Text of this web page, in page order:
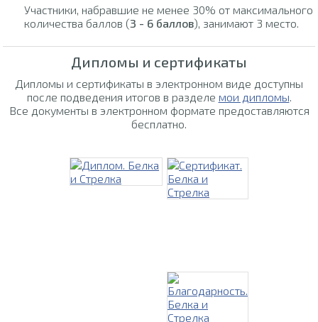
Участники, набравшие не менее 30% от максимального
количества баллов (3 - 6 баллов), занимают 3 место.
Дипломы и сертификаты
Дипломы и сертификаты в электронном виде доступны
после подведения итогов в разделе мои дипломы.
Все документы в электронном формате предоставляются
бесплатно.